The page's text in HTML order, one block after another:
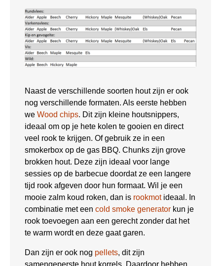
Naast de verschillende soorten hout zijn er ook
nog verschillende formaten. Als eerste hebben
we Wood chips. Dit zijn kleine houtsnippers,
ideaal om op je hete kolen te gooien en direct
veel rook te krijgen. Of gebruik ze in een
smokerbox op de gas BBQ. Chunks zijn grove
brokken hout. Deze zijn ideaal voor lange
sessies op de barbecue doordat ze een langere
tijd rook afgeven door hun formaat. Wil je een
mooie zalm koud roken, dan is rookmotideaal. In
combinatie met een cold smoke generator kun je
rook toevoegen aan een gerecht zonder dat het
te warm wordt en deze gaat garen.
Dan zijn er ook nog pellets, dit zijn
samengeperste hout korrels. Daardoor hebben